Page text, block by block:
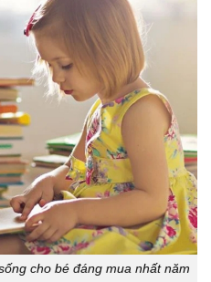
cho bé đáng mua nhất năm